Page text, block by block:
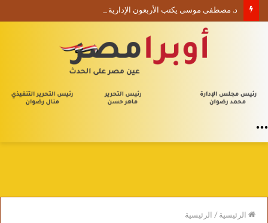
د. مصطفى موسى يكتب الأربعون الإدارية (1) من يلا إدارة
الرئيسية/الرئيسية